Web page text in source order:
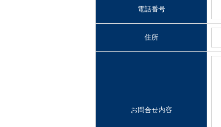
電話番号
住所
お問合せ内容